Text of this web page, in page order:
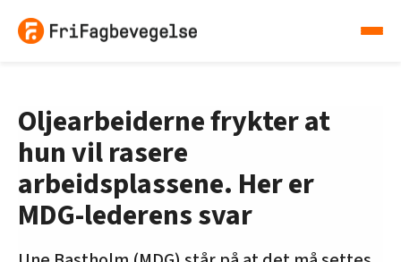
Oljearbeiderne frykter at
hun vil rasere
arbeidsplassene. Her er
MDG-lederens svar